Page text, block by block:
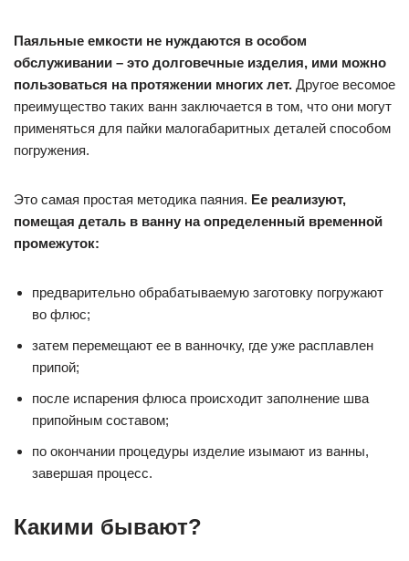
Паяльные емкости не нуждаются в особом
обслуживании – это долговечные изделия, ими можно
пользоваться на протяжении многих лет. Другое весомое
преимущество таких ванн заключается в том, что они могут
применяться для пайки малогабаритных деталей способом
погружения.
Это самая простая методика паяния. Ее реализуют,
помещая деталь в ванну на определенный временной
промежуток:
предварительно обрабатываемую заготовку погружают
во флюс;
затем перемещают ее в ванночку, где уже расплавлен
припой;
после испарения флюса происходит заполнение шва
припойным составом;
по окончании процедуры изделие изымают из ванны,
завершая процесс.
Какими бывают?